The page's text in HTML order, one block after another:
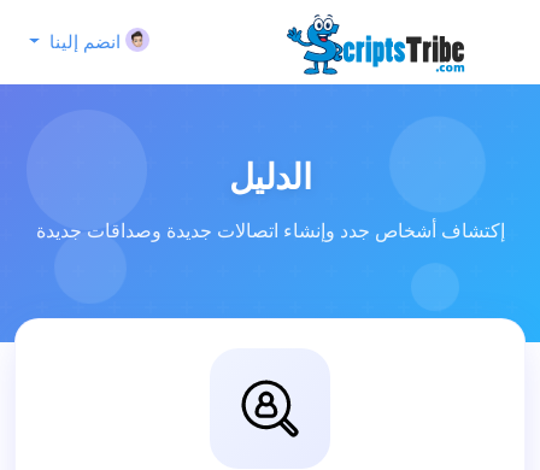
انضم إلينا
الدليل
إكتشاف أشخاص جدد وإنشاء اتصالات جديدة وصداقات جديدة